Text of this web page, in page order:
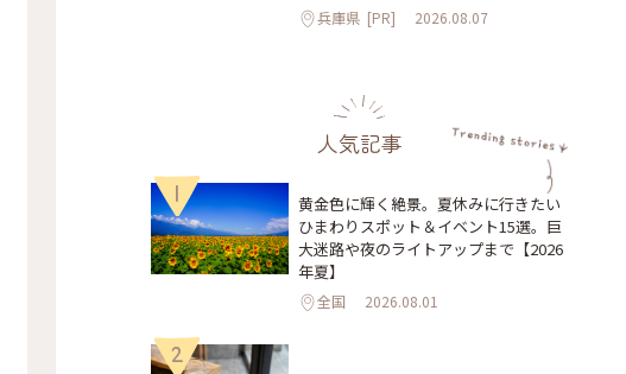
兵庫県 [PR] 2026.08.07
人気記事
1
黄金色に輝く絶景。夏休みに行きたい
ひまわりスポット＆イベント15選。巨
大迷路や夜のライトアップまで【2026
年夏】
全国 2026.08.01
2